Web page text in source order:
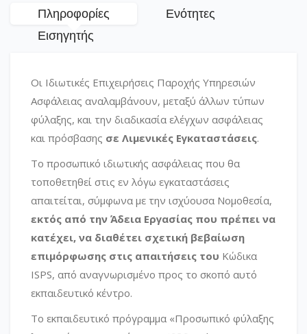
Πληροφορίες
Ενότητες
Εισηγητής
Οι Ιδιωτικές Επιχειρήσεις Παροχής Υπηρεσιών
Ασφάλειας αναλαμβάνουν, μεταξύ άλλων τύπων
φύλαξης, και την διαδικασία ελέγχων ασφάλειας
και πρόσβασης σε Λιμενικές Εγκαταστάσεις.
Το προσωπικό ιδιωτικής ασφάλειας που θα
τοποθετηθεί στις εν λόγω εγκαταστάσεις
απαιτείται, σύμφωνα με την ισχύουσα Νομοθεσία,
εκτός από την Άδεια Εργασίας που πρέπει να
κατέχει, να διαθέτει σχετική βεβαίωση
επιμόρφωσης στις απαιτήσεις του Κώδικα
ISPS, από αναγνωρισμένο προς το σκοπό αυτό
εκπαιδευτικό κέντρο.
Το εκπαιδευτικό πρόγραμμα «Προσωπικό φύλαξης